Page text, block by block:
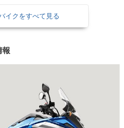
イクをすべて見る
報